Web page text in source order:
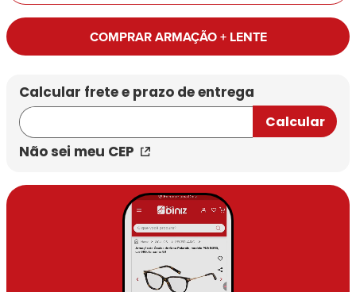
Ono
Exclusivas
Ono
COMPRAR ARMAÇÃO + LENTE
Não sei meu CEP